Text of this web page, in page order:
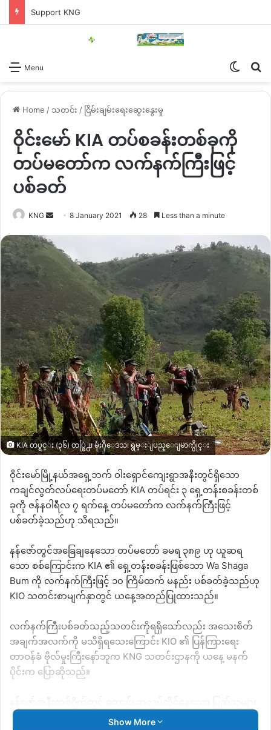
Support KNG
Menu
Home / သတင်း / ငြိမ်းချမ်းရေးဆွေးနွေးမှု
ဝိုင်းမော် KIA တပ်စခန်းတစ်ခုကို
တပ်မတော်က လက်နက်ကြီးဖြင့်
ပစ်ခတ်
KNG
Send
email
8 January 2021 28 Less than a minute
KIA တပ္ရင္း (၃၆) တပ္ဖြဲ႕၊ မုံးဂိုေဒသ၊ ရွမ္းျပည္ေျမာက္ပိုင္း
ဝိုင်းမော်မြို့နယ်အရှေ့ဘက် ဝါးရှောင်ကျေးရွာအနီးတွင်ရှိသော
ကချင်လွတ်လပ်ရေးတပ်မတော် KIA တပ်ရင်း ၃ ရှေ့တန်းစခန်းတစ်
ခုကို ဇန်နဝါရီလ ၇ ရက်နေ့ တပ်မတော်က လက်နက်ကြီးဖြင့်
ပစ်ခတ်ခဲ့သည်ဟု သိရသည်။
နန်ဇော်တွင်အခြေချနေသော တပ်မတော် ခမရ ၃၈၉ ဟု ယူဆရ
သော စစ်ကြောင်းက KIA ၏ ရှေ့တန်းစခန်းဖြစ်သော Wa Shaga
Bum ကို လက်နက်ကြီးဖြင့် ၁၀ ကြိမ်ထက် မနည်း ပစ်ခတ်ခဲ့သည်ဟု
KIO သတင်းစာမျက်နှာတွင် ယနေ့အတည်ပြုထားသည်။
လက်နက်ကြီးပစ်ခတ်သည့်သတင်းကိုရရှိသော်လည်း အသေးစိတ်
အချက်အလက်ကို မသိရှိရသေးကြောင်း KIO ၏ ပြန်ကြားရေး
တာဝန်ခံ ဗိုလ်မှုးကြီးနော်ဘူက KNG သတင်းဌာနကို ယနေ့ မနက်
ပိုင်းက ပြောဆိုသည်။
ကလည်း ထိုလက်နက်ကြီးပစ်ခတ်သည့်အသံများကြောင့် ခေတ္တ
Show More